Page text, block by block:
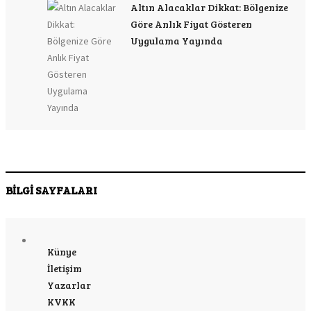
Altın Alacaklar Dikkat: Bölgenize
Göre Anlık Fiyat Gösteren
Uygulama Yayında
BİLGİ SAYFALARI
Künye
İletişim
Yazarlar
KVKK